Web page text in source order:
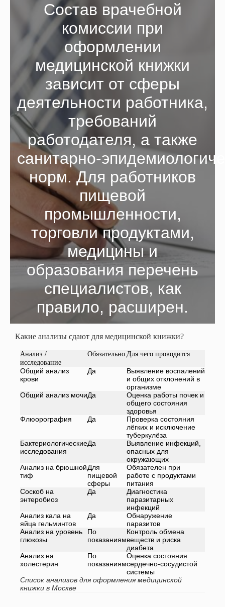
Состав врачебной
комиссии при
оформлении
медицинской книжки
зависит от сферы
деятельности работника,
требований
работодателя, а также
норм. Для работников
пищевой
промышленности,
торговли продуктами,
медицины и
образования перечень
специалистов, как
правило, расширен.
Какие анализы сдают для медицинской книжки?
Анализ /
исследование
Обязательно Для чего проводится
Общий анализ
крови
Да
Выявление воспалений
и общих отклонений в
организме
Общий анализ мочиДа
Оценка работы почек и
общего состояния
здоровья
Флюорография
Да
Проверка состояния
лёгких и исключение
туберкулёза
Бактериологические
исследования
Да
Выявление инфекций,
опасных для
окружающих
Анализ на брюшной
тиф
Для
пищевой
сферы
Обязателен при
работе с продуктами
питания
Соскоб на
энтеробиоз
Да
Диагностика
паразитарных
инфекций
Анализ кала на
яйца гельминтов
Да
Обнаружение
паразитов
Анализ на уровень
глюкозы
По
показаниям
Контроль обмена
веществ и риска
диабета
Анализ на
холестерин
По
показаниям
Оценка состояния
сердечно-сосудистой
системы
Список анализов для оформления медицинской
книжки в Москве